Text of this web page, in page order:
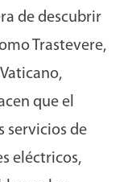
de descubrir
Trastevere,
que el
servicios de
eléctricos,